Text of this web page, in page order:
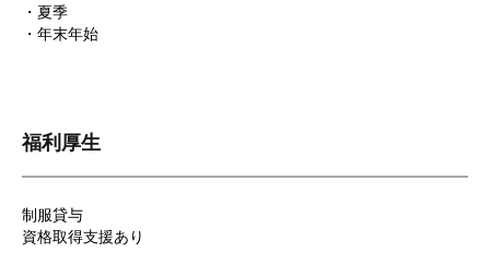
・夏季
・年末年始
福利厚生
制服貸与
資格取得支援あり